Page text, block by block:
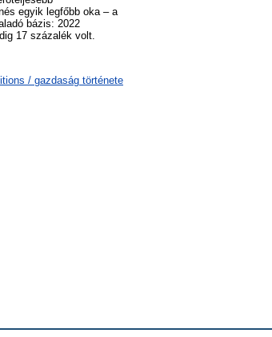
egyik legfőbb oka – a
bázis: 2022
17 százalék volt.
/ gazdaság története